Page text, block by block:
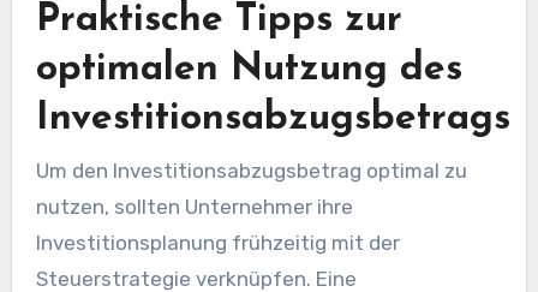
Praktische Tipps zur
optimalen Nutzung des
Investitionsabzugsbetrags
Um den Investitionsabzugsbetrag optimal zu
nutzen, sollten Unternehmer ihre
Investitionsplanung frühzeitig mit der
Steuerstrategie verknüpfen. Eine